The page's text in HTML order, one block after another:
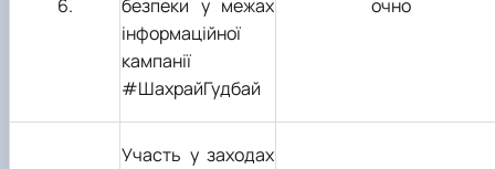
6.
безпеки у межах
інформаційної
кампанії
#ШахрайГудбай
очно
Участь у заходах